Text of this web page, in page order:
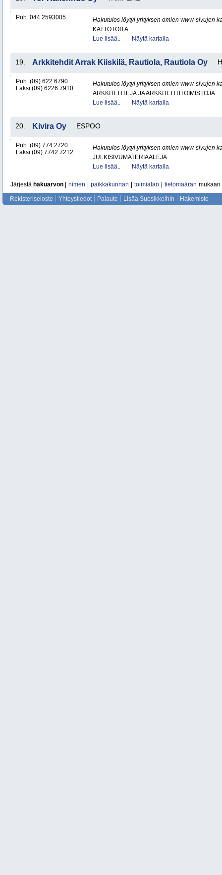
Puh. 044 2593005
Hakutulos löytyi yrityksen omien www-sivujen
KATTOTÖITÄ
Lue lisää..
Näytä kartalla
19. Arkkitehdit Arrak Kiiskilä, Rautiola, Rautiola Oy
Puh. (09) 622 6790
Faksi (09) 6226 7910
Hakutulos löytyi yrityksen omien www-sivujen
ARKKITEHTEJÄ JA ARKKITEHTITOIMISTOJA
Lue lisää..
Näytä kartalla
20. Kivira Oy ESPOO
Puh. (09) 774 2720
Faksi (09) 7742 7212
Hakutulos löytyi yrityksen omien www-sivujen
JULKISIVUMATERIAALEJA
Lue lisää..
Näytä kartalla
Järjestä hakuarvon nimen paikkakunnan toimialan tietomäärän mukaan
Rekisteriseloste Yhteystiedot Palaute Lisää Suosikkeihin Hakemisto